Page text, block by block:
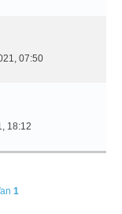
07:50
18:12
1